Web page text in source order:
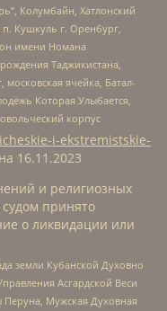
Колумбайн, Хатлонский
Кушкуль г. Оренбург,
имени Номана
Таджикистана,
ячейка, Батал-
Которая Улыбается,
корпус
i-ekstremistskie-
16.11.2023
и религиозных
принято
о ликвидации или
земли Кубанской Духовно
Асгардской Веси
Мужская Духовная